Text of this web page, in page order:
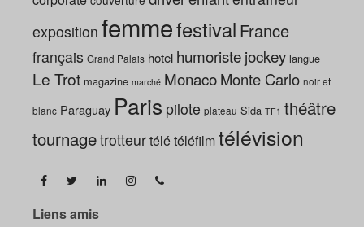
exposition femmefestival France
français Grand Palais hotel humoristejockey langue
Le Trot magazine marché MonacoMonte Carlo noir et
blanc Paraguay Paris pilote plateau Sida TF1 théâtre
tournagetrotteurtélétéléfilmtélévision
Liens amis